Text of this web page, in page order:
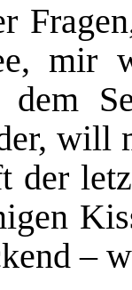
mir
will
der
–